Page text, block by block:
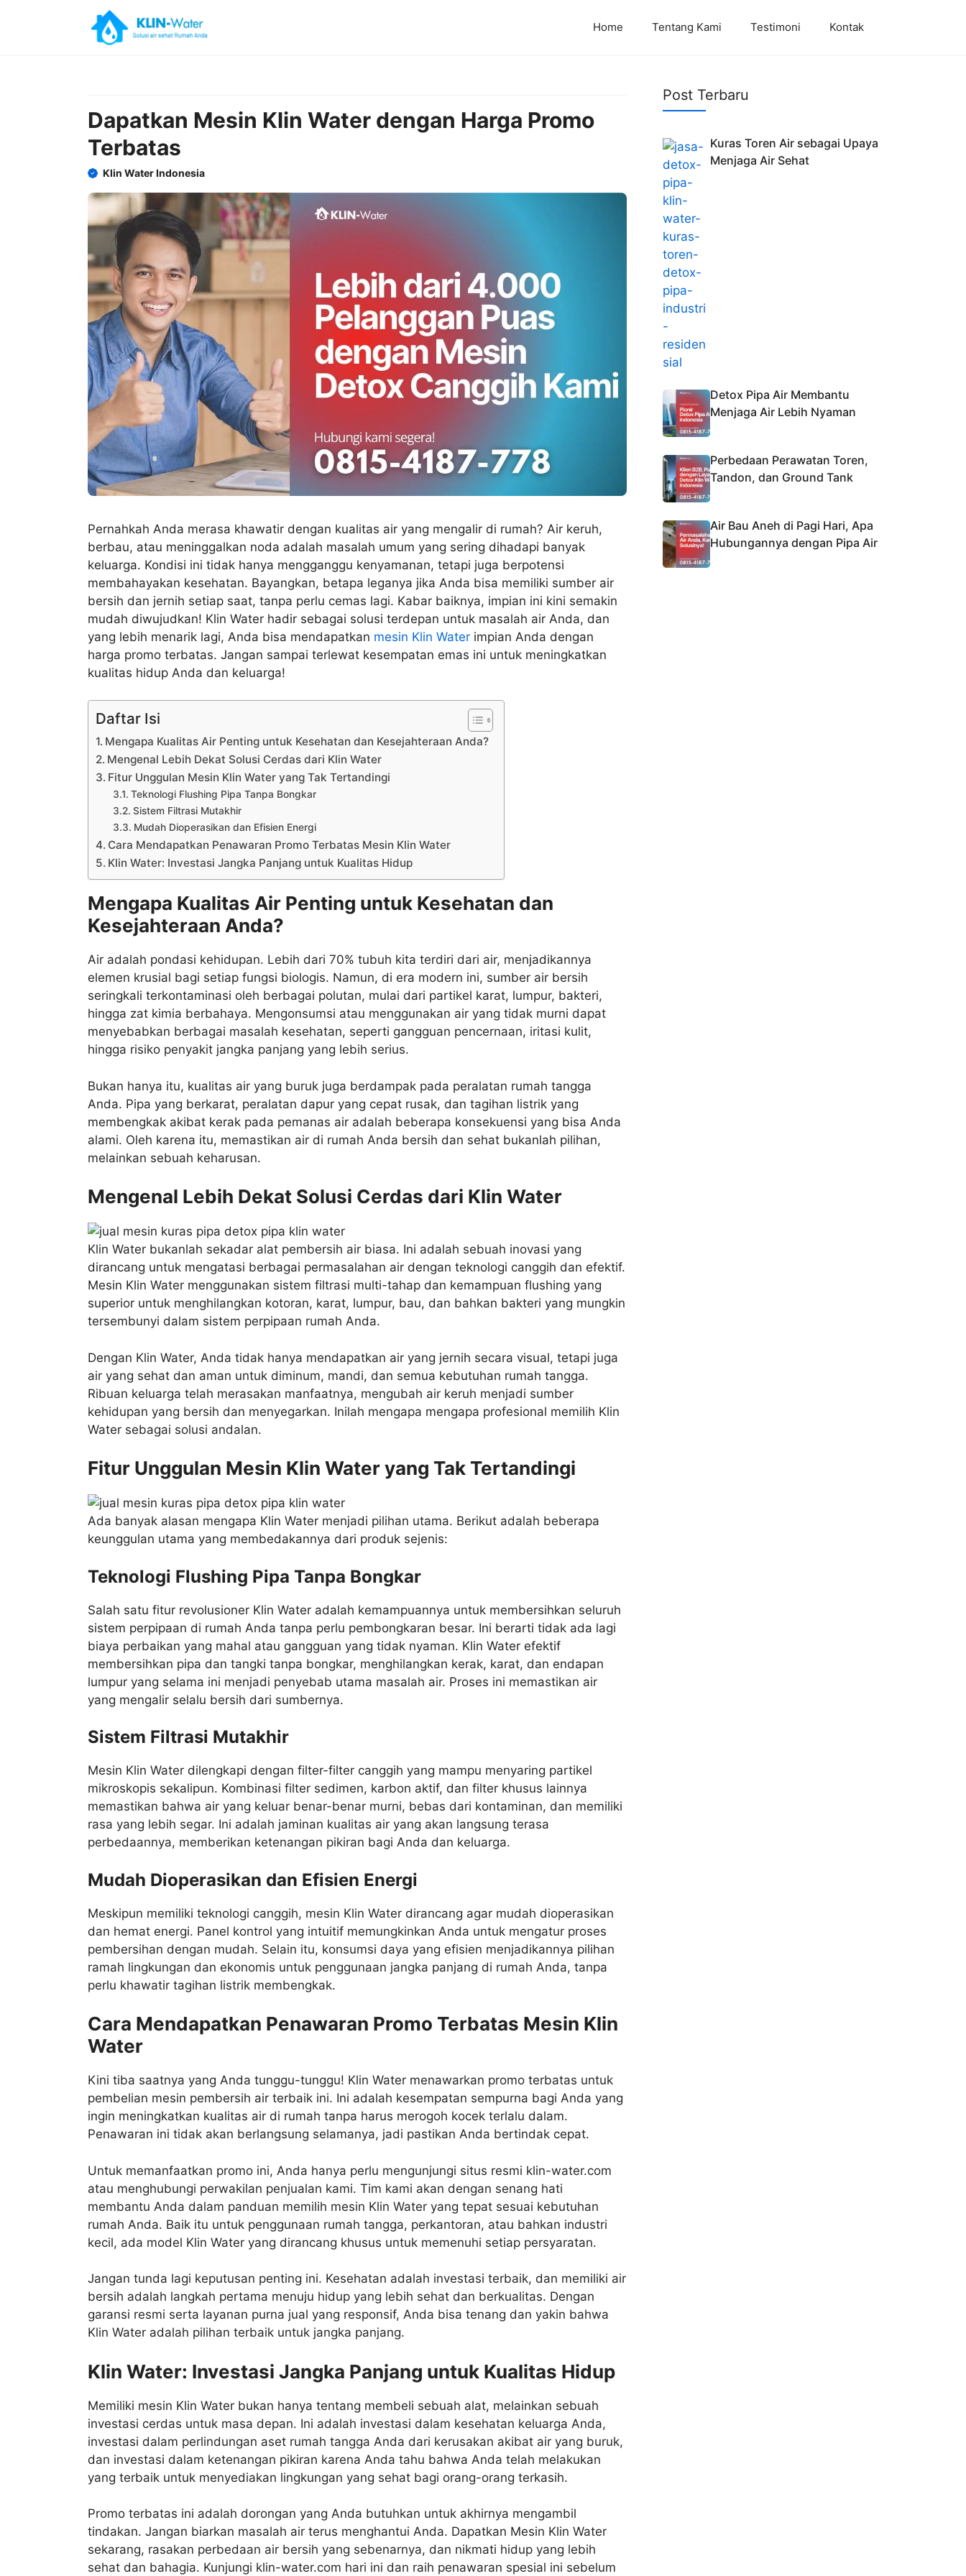
Home Tentang Kami Testimoni Kontak
Dapatkan Mesin Klin Water dengan Harga Promo
Terbatas
Klin Water Indonesia
Pernahkah Anda merasa khawatir dengan kualitas air yang mengalir di rumah? Air keruh,
berbau, atau meninggalkan noda adalah masalah umum yang sering dihadapi banyak
keluarga. Kondisi ini tidak hanya mengganggu kenyamanan, tetapi juga berpotensi
membahayakan kesehatan. Bayangkan, betapa leganya jika Anda bisa memiliki sumber air
bersih dan jernih setiap saat, tanpa perlu cemas lagi. Kabar baiknya, impian ini kini semakin
mudah diwujudkan! Klin Water hadir sebagai solusi terdepan untuk masalah air Anda, dan
yang lebih menarik lagi, Anda bisa mendapatkan mesin Klin Water impian Anda dengan
harga promo terbatas. Jangan sampai terlewat kesempatan emas ini untuk meningkatkan
kualitas hidup Anda dan keluarga!
Daftar Isi
Mengapa Kualitas Air Penting untuk Kesehatan dan Kesejahteraan Anda?
Mengenal Lebih Dekat Solusi Cerdas dari Klin Water
Fitur Unggulan Mesin Klin Water yang Tak Tertandingi
Teknologi Flushing Pipa Tanpa Bongkar
Sistem Filtrasi Mutakhir
Mudah Dioperasikan dan Efisien Energi
Cara Mendapatkan Penawaran Promo Terbatas Mesin Klin Water
Klin Water: Investasi Jangka Panjang untuk Kualitas Hidup
Mengapa Kualitas Air Penting untuk Kesehatan dan
Kesejahteraan Anda?
Air adalah pondasi kehidupan. Lebih dari 70% tubuh kita terdiri dari air, menjadikannya
elemen krusial bagi setiap fungsi biologis. Namun, di era modern ini, sumber air bersih
seringkali terkontaminasi oleh berbagai polutan, mulai dari partikel karat, lumpur, bakteri,
hingga zat kimia berbahaya. Mengonsumsi atau menggunakan air yang tidak murni dapat
menyebabkan berbagai masalah kesehatan, seperti gangguan pencernaan, iritasi kulit,
hingga risiko penyakit jangka panjang yang lebih serius.
Bukan hanya itu, kualitas air yang buruk juga berdampak pada peralatan rumah tangga
Anda. Pipa yang berkarat, peralatan dapur yang cepat rusak, dan tagihan listrik yang
membengkak akibat kerak pada pemanas air adalah beberapa konsekuensi yang bisa Anda
alami. Oleh karena itu, memastikan air di rumah Anda bersih dan sehat bukanlah pilihan,
melainkan sebuah keharusan.
Mengenal Lebih Dekat Solusi Cerdas dari Klin Water
Klin Water bukanlah sekadar alat pembersih air biasa. Ini adalah sebuah inovasi yang
dirancang untuk mengatasi berbagai permasalahan air dengan teknologi canggih dan efektif.
Mesin Klin Water menggunakan sistem filtrasi multi-tahap dan kemampuan flushing yang
superior untuk menghilangkan kotoran, karat, lumpur, bau, dan bahkan bakteri yang mungkin
tersembunyi dalam sistem perpipaan rumah Anda.
Dengan Klin Water, Anda tidak hanya mendapatkan air yang jernih secara visual, tetapi juga
air yang sehat dan aman untuk diminum, mandi, dan semua kebutuhan rumah tangga.
Ribuan keluarga telah merasakan manfaatnya, mengubah air keruh menjadi sumber
kehidupan yang bersih dan menyegarkan. Inilah mengapa mengapa profesional memilih Klin
Water sebagai solusi andalan.
Fitur Unggulan Mesin Klin Water yang Tak Tertandingi
Ada banyak alasan mengapa Klin Water menjadi pilihan utama. Berikut adalah beberapa
keunggulan utama yang membedakannya dari produk sejenis:
Teknologi Flushing Pipa Tanpa Bongkar
Salah satu fitur revolusioner Klin Water adalah kemampuannya untuk membersihkan seluruh
sistem perpipaan di rumah Anda tanpa perlu pembongkaran besar. Ini berarti tidak ada lagi
biaya perbaikan yang mahal atau gangguan yang tidak nyaman. Klin Water efektif
membersihkan pipa dan tangki tanpa bongkar, menghilangkan kerak, karat, dan endapan
lumpur yang selama ini menjadi penyebab utama masalah air. Proses ini memastikan air
yang mengalir selalu bersih dari sumbernya.
Sistem Filtrasi Mutakhir
Mesin Klin Water dilengkapi dengan filter-filter canggih yang mampu menyaring partikel
mikroskopis sekalipun. Kombinasi filter sedimen, karbon aktif, dan filter khusus lainnya
memastikan bahwa air yang keluar benar-benar murni, bebas dari kontaminan, dan memiliki
rasa yang lebih segar. Ini adalah jaminan kualitas air yang akan langsung terasa
perbedaannya, memberikan ketenangan pikiran bagi Anda dan keluarga.
Mudah Dioperasikan dan Efisien Energi
Meskipun memiliki teknologi canggih, mesin Klin Water dirancang agar mudah dioperasikan
dan hemat energi. Panel kontrol yang intuitif memungkinkan Anda untuk mengatur proses
pembersihan dengan mudah. Selain itu, konsumsi daya yang efisien menjadikannya pilihan
ramah lingkungan dan ekonomis untuk penggunaan jangka panjang di rumah Anda, tanpa
perlu khawatir tagihan listrik membengkak.
Cara Mendapatkan Penawaran Promo Terbatas Mesin Klin
Water
Kini tiba saatnya yang Anda tunggu-tunggu! Klin Water menawarkan promo terbatas untuk
pembelian mesin pembersih air terbaik ini. Ini adalah kesempatan sempurna bagi Anda yang
ingin meningkatkan kualitas air di rumah tanpa harus merogoh kocek terlalu dalam.
Penawaran ini tidak akan berlangsung selamanya, jadi pastikan Anda bertindak cepat.
Untuk memanfaatkan promo ini, Anda hanya perlu mengunjungi situs resmi klin-water.com
atau menghubungi perwakilan penjualan kami. Tim kami akan dengan senang hati
membantu Anda dalam panduan memilih mesin Klin Water yang tepat sesuai kebutuhan
rumah Anda. Baik itu untuk penggunaan rumah tangga, perkantoran, atau bahkan industri
kecil, ada model Klin Water yang dirancang khusus untuk memenuhi setiap persyaratan.
Jangan tunda lagi keputusan penting ini. Kesehatan adalah investasi terbaik, dan memiliki air
bersih adalah langkah pertama menuju hidup yang lebih sehat dan berkualitas. Dengan
garansi resmi serta layanan purna jual yang responsif, Anda bisa tenang dan yakin bahwa
Klin Water adalah pilihan terbaik untuk jangka panjang.
Klin Water: Investasi Jangka Panjang untuk Kualitas Hidup
Memiliki mesin Klin Water bukan hanya tentang membeli sebuah alat, melainkan sebuah
investasi cerdas untuk masa depan. Ini adalah investasi dalam kesehatan keluarga Anda,
investasi dalam perlindungan aset rumah tangga Anda dari kerusakan akibat air yang buruk,
dan investasi dalam ketenangan pikiran karena Anda tahu bahwa Anda telah melakukan
yang terbaik untuk menyediakan lingkungan yang sehat bagi orang-orang terkasih.
Promo terbatas ini adalah dorongan yang Anda butuhkan untuk akhirnya mengambil
tindakan. Jangan biarkan masalah air terus menghantui Anda. Dapatkan Mesin Klin Water
sekarang, rasakan perbedaan air bersih yang sebenarnya, dan nikmati hidup yang lebih
sehat dan bahagia. Kunjungi klin-water.com hari ini dan raih penawaran spesial ini sebelum
Post Terbaru
Kuras Toren Air sebagai Upaya
Menjaga Air Sehat
Detox Pipa Air Membantu
Menjaga Air Lebih Nyaman
Perbedaan Perawatan Toren,
Tandon, dan Ground Tank
Air Bau Aneh di Pagi Hari, Apa
Hubungannya dengan Pipa Air